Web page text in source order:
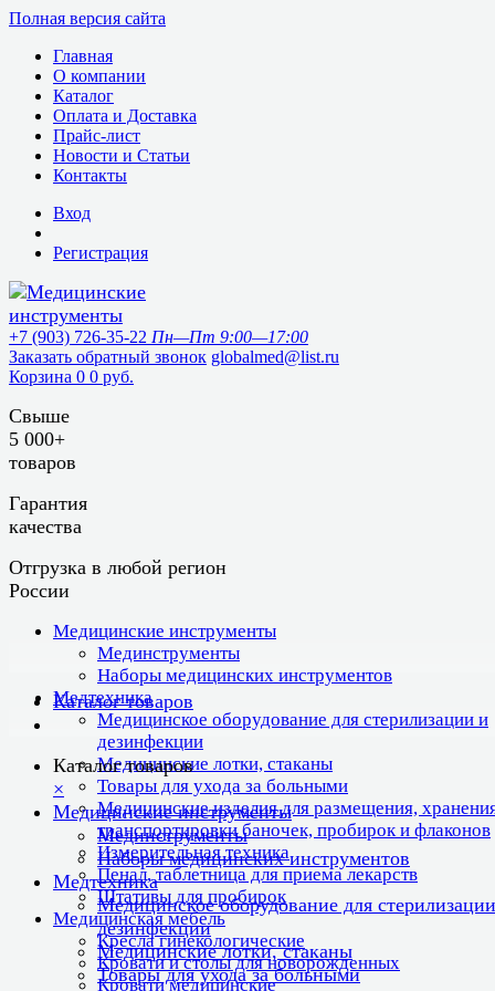
Полная версия сайта
Главная
О компании
Каталог
Оплата и Доставка
Прайс-лист
Новости и Статьи
Контакты
Вход
Регистрация
+7 (903) 726-35-22 Пн—Пт 9:00—17:00
Заказать обратный звонок globalmed@list.ru
Корзина 0 0 руб.
Свыше
5 000+
товаров
Гарантия
качества
Отгрузка в любой регион
России
Медицинские инструменты
Мединструменты
Наборы медицинских инструментов
Медтехника
Медицинское оборудование для стерилизации и
дезинфекции
Медицинские лотки, стаканы
Товары для ухода за больными
Медицинские изделия для размещения,
транспортировки баночек, пробирок и флаконов
Измерительная техника
Пенал, таблетница для приема лекарств
Штативы для пробирок
Медицинская мебель
Кресла гинекологические
Кровати и столы для новорожденных
Кровати медицинские
Каталог товаров
Каталог товаров
×
Медицинские инструменты
Мединструменты
Наборы медицинских инструментов
Медтехника
Медицинское оборудование для
дезинфекции
Медицинские лотки, стаканы
Товары для ухода за больными